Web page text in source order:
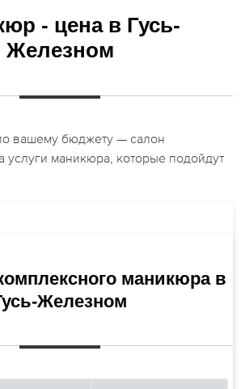
- цена в Гусь-
Железном
вашему бюджету — салон
услуги маникюра, которые подойдут
маникюра в
Железном